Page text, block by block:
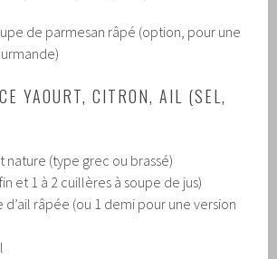
de parmesan râpé (option, pour une
YAOURT, CITRON, AIL (SEL,
nature (type grec ou brassé)
et 1 à 2 cuillères à soupe de jus)
d’ail râpée (ou 1 demi pour une version